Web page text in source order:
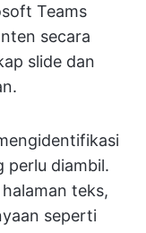
Teams
secara
slide dan
perlu diambil.
teks,
seperti